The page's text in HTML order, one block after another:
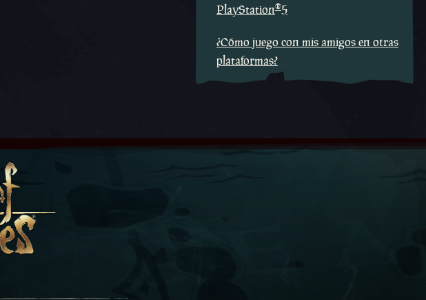
PlayStation®5
¿Cómo juego con mis amigos en otras
plataformas?